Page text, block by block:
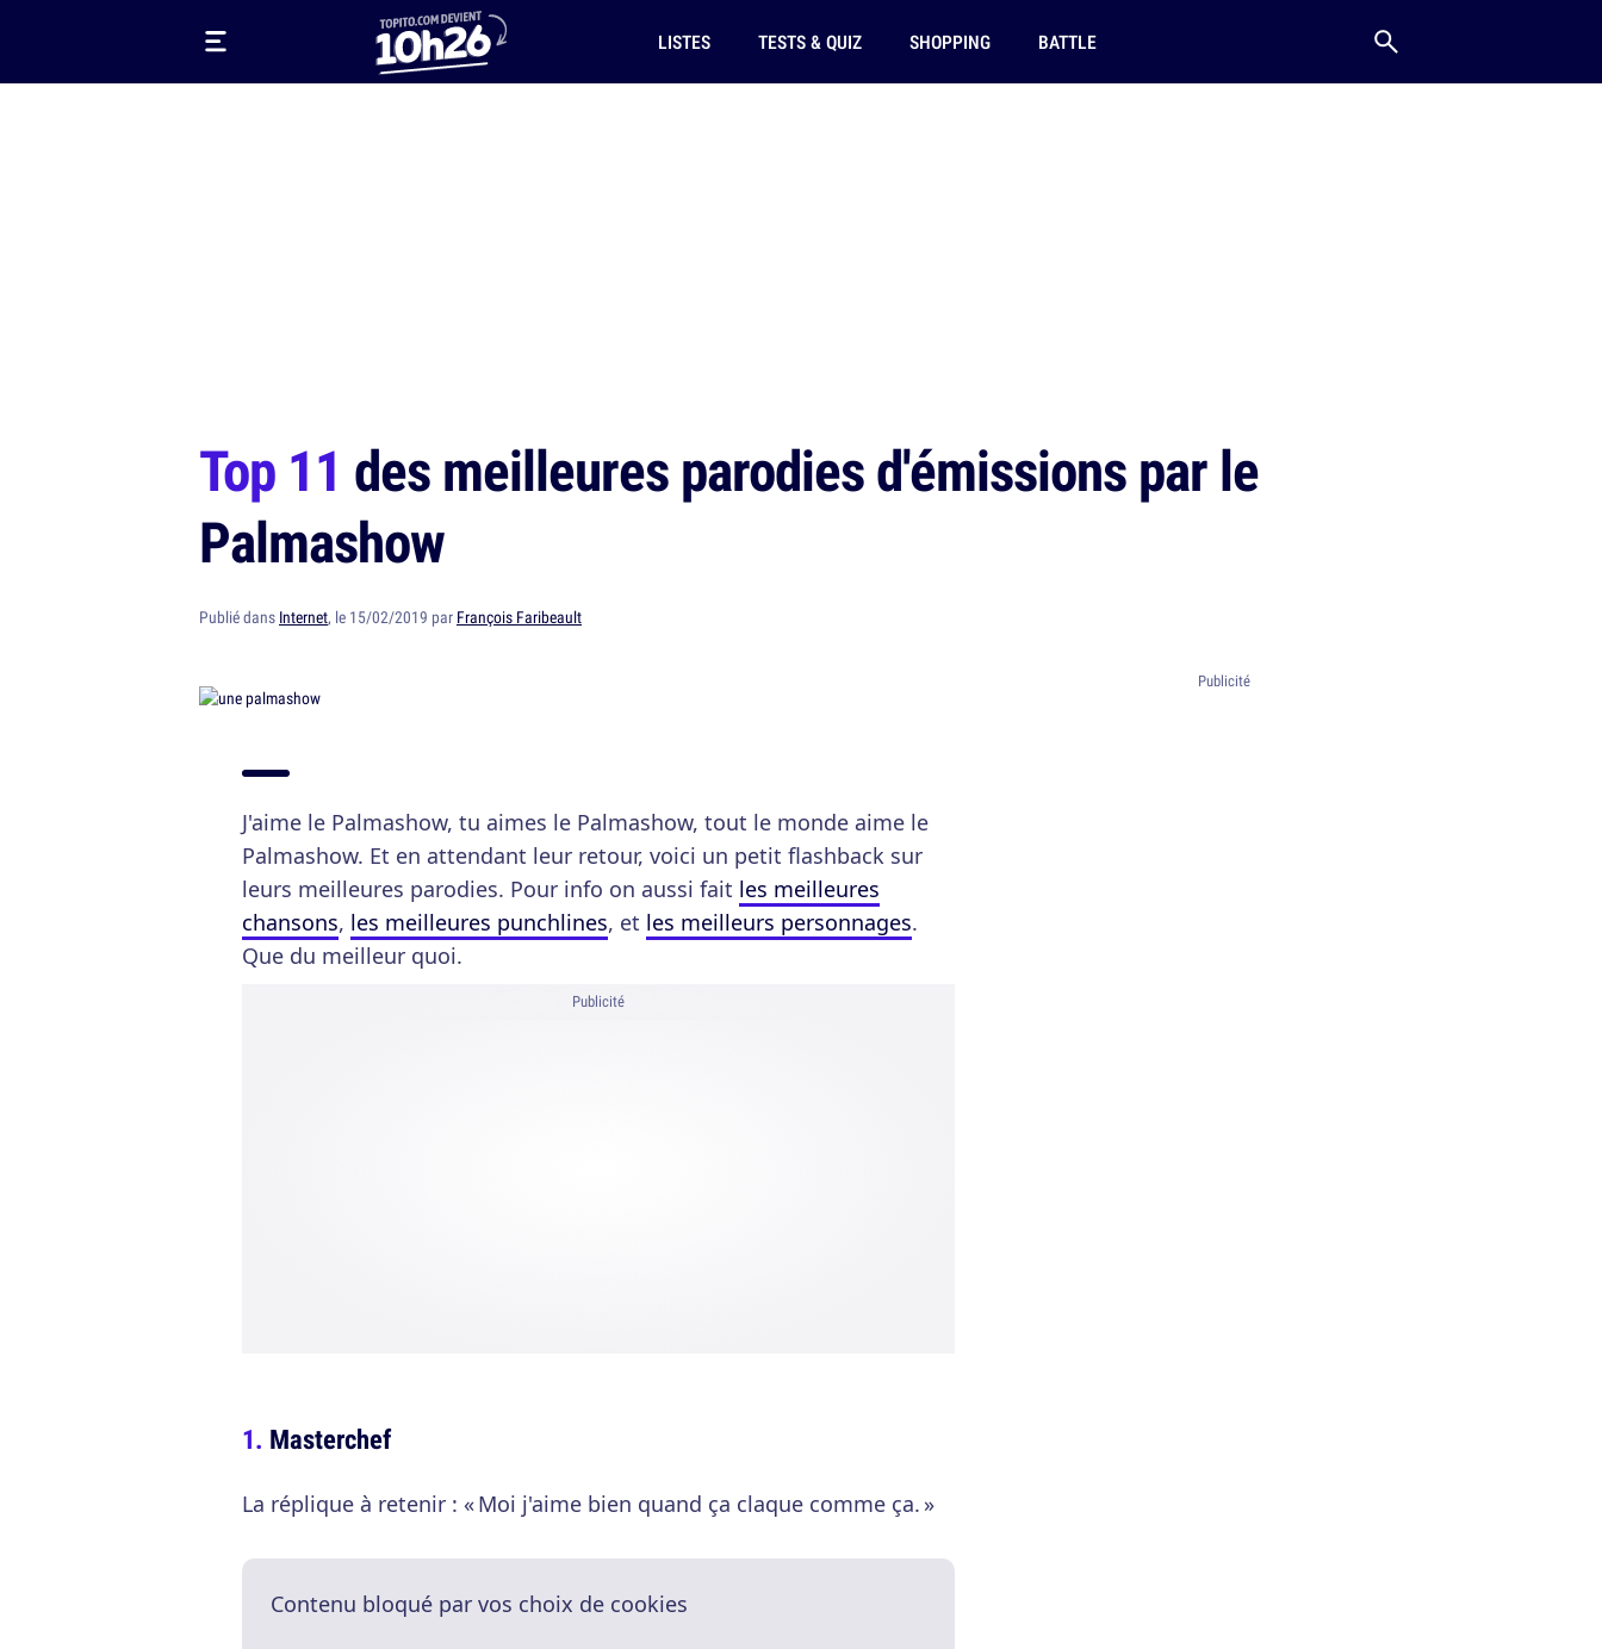
LISTES TESTS & QUIZ SHOPPING BATTLE
Top 11 des meilleures parodies d'émissions par le
Palmashow
Publié dans Internet, le 15/02/2019 par François Faribeault
J'aime le Palmashow, tu aimes le Palmashow, tout le monde aime le
Palmashow. Et en attendant leur retour, voici un petit flashback sur
leurs meilleures parodies. Pour info on aussi fait les meilleures
chansons, les meilleures punchlines, et les meilleurs personnages.
Que du meilleur quoi.
Publicité
Masterchef
La réplique à retenir : « Moi j'aime bien quand ça claque comme ça. »
Contenu bloqué par vos choix de cookies